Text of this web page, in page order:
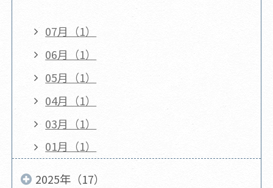
07月（1）
06月（1）
05月（1）
04月（1）
03月（1）
01月（1）
2025年（17）